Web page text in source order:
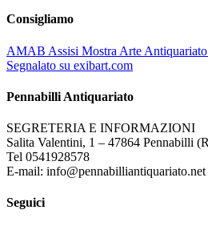
Consigliamo
AMAB Assisi Mostra Arte
Segnalato su exibart.com
Pennabilli Antiquariato
SEGRETERIA E INFORMAZIONI
Salita Valentini, 1 – 47864 Pennabilli
Tel 0541928578
E-mail: info@pennabilliantiquariato.net
Seguici